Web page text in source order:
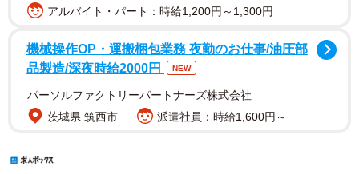
アルバイト・パート：時給1,200円～1,300円
機械操作OP・運搬梱包業務 夜勤のお仕事/油圧部
品製造/深夜時給2000円
NEW
パーソルファクトリーパートナーズ株式会社
茨城県 筑西市
派遣社員：時給1,600円～